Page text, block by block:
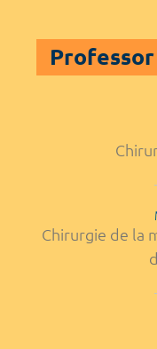
Chirurgie de la